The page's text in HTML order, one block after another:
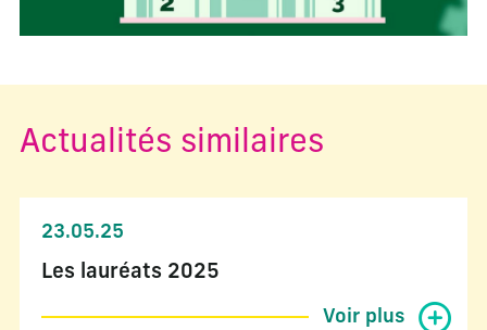
Actualités similaires
23.05.25
Les lauréats 2025
Voir plus